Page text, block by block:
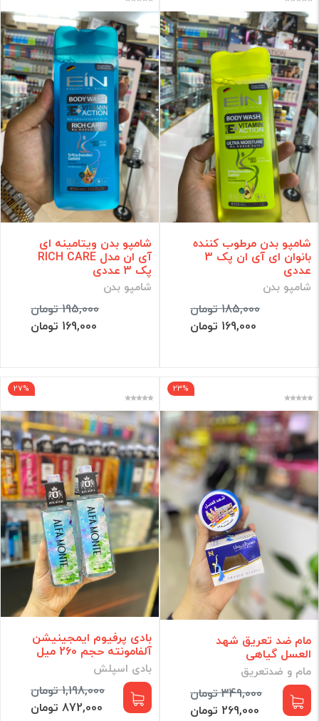
شامپو بدن مرطوب کننده
بانوان ای آی ان پک 3
عددی
شامپو بدن
185,000 تومان
169,000 تومان
شامپو بدن ویتامینه ای
آی ان مدل RICH CARE
پک 3 عددی
شامپو بدن
195,000 تومان
169,000 تومان
23%
مام ضد تعریق شهد
العسل گیاهی
مام و ضدتعریق
349,000 تومان
269,000 تومان
27%
بادی پرفیوم ایمجینیشن
آلفامونته حجم 260 میل
بادی اسپلش
1,198,000 تومان
872,000 تومان